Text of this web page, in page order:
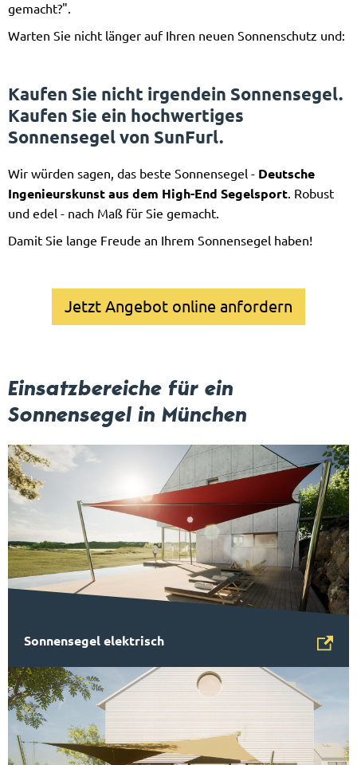
gemacht?".
Warten Sie nicht länger auf Ihren neuen Sonnenschutz und:
Kaufen Sie nicht irgendein Sonnensegel.
Kaufen Sie ein hochwertiges
Sonnensegel von SunFurl.
Wir würden sagen, das beste Sonnensegel - Deutsche
Ingenieurskunst aus dem High-End Segelsport. Robust
und edel - nach Maß für Sie gemacht.
Damit Sie lange Freude an Ihrem Sonnensegel haben!
Jetzt Angebot online anfordern
Einsatzbereiche für ein
Sonnensegel in München
Sonnensegel elektrisch